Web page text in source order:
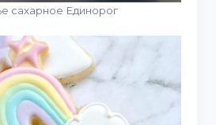
сахарное Единорог